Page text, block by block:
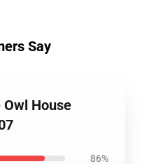
Say
House
86%